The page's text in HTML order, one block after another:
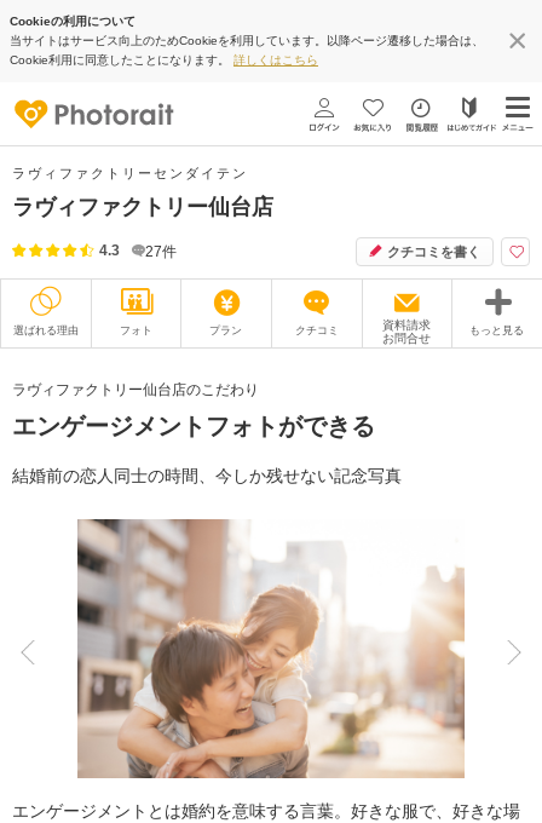
Cookieの利用について
当サイトはサービス向上のためCookieを利用しています。以降ページ遷移した場合は、
Cookie利用に同意したことになります。 詳しくはこちら
ラヴィファクトリーセンダイテン
ラヴィファクトリー仙台店
4.3 27件 クチコミを書く
選ばれる理由 フォト プラン クチコミ
資料請求
お問合せ
もっと見る
衣装 ムービー
オプション ブログ
アクセス/TEL
こだわりポイント
人気スポットでの撮影 豊富なドレス
ラヴィファクトリー仙台店のこだわり
エンゲージメントフォトができる
結婚前の恋人同士の時間、今しか残せない記念写真
エンゲージメントとは婚約を意味する言葉。好きな服で、好きな場